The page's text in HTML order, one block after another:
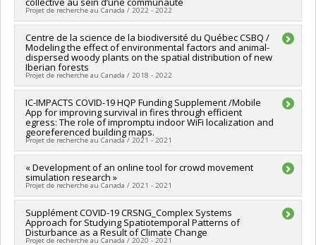
Programmes de subvention : PVXXXXXX-(SE) Programme
Soutien aux équipes de recherche - Stade de développement
: Renouvellement
Projet de recherche au Canada / 2022 - 2022
Chercheur principal : Liliana Perez
Sources de financement :MITACS Inc.
Programmes de subvention :PVXXXXXX-Stage Accélération
Québec - MITACS
Centre de la science de la biodiversité du Québec CSBQ /
Modeling the effect of environmental factors and animal-
dispersed woody plants on the spatial distribution of new
Iberian forests
Projet de recherche au Canada / 2018 - 2022
Chercheur principal : Andrew Gonzalez
Co-chercheurs :Liliana Perez
Sources de financement :FRQNT/Fonds de recherche du
Québec - Nature et technologies (FQRNT)
Programmes de subvention :PVXXXXXX-(RS) Programme de
regroupements stratégiques
IC-IMPACTS COVID-19 HQP Funding Supplement /Mobile
App for improving survival in fires through efficient
egress: The role of impromptu indoor WiFi localization and
georeferenced building maps.
Projet de recherche au Canada / 2021 - 2021
Chercheur principal : Raja Sengupta,Naik Vinayak
Co-chercheurs : Liliana Perez
Sources de financement :
Programmes de subvention :PV143493-(RCE) Réseaux de
centres d'excellence
« Development of an online tool for crowd movement
simulation research »
Projet de recherche au Canada / 2021 - 2021
Chercheur principal : Liliana Perez
Sources de financement :MITACS Inc.
Programmes de subvention :PVXXXXXX-Stage Accélération
Supplément COVID-19 CRSNG_Complex Systems
Approach for Studying Spatiotemporal Patterns of
Disturbance as a Result of Climate Change
Projet de recherche au Canada / 2020 - 2021